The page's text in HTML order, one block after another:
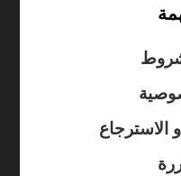
الاسترجاع